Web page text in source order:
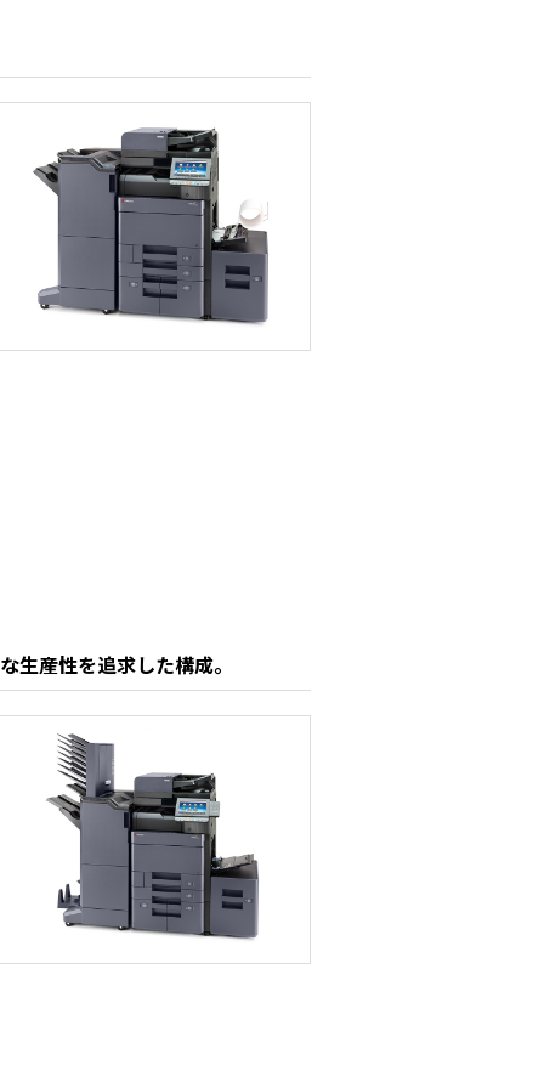
産性を追求した構成。